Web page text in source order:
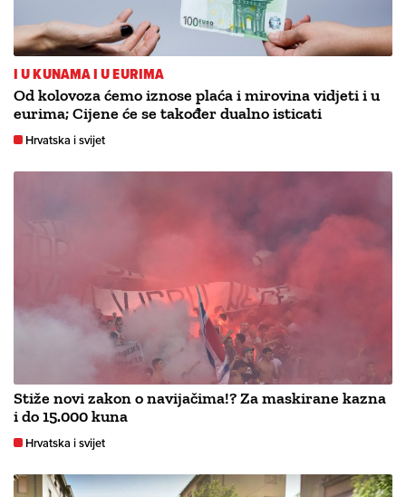
I U KUNAMA I U EURIMA
Od kolovoza ćemo iznose plaća i mirovina vidjeti i u
eurima; Cijene će se također dualno isticati
Hrvatska i svijet
Stiže novi zakon o navijačima!? Za maskirane kazna
i do 15.000 kuna
Hrvatska i svijet